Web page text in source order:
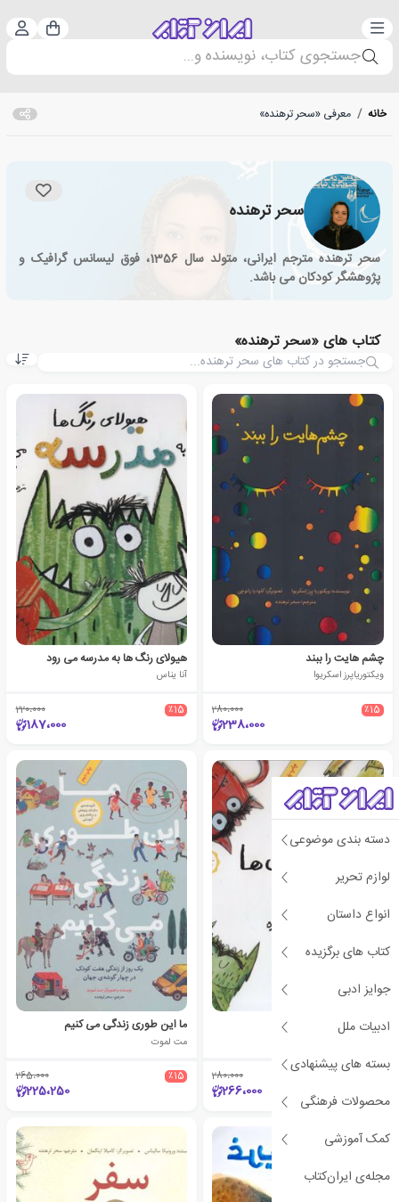
دسته‌بندی سبد
جستجوی کتاب، نویسنده و...
دسته بندی موضوعی
لوازم تحریر
انواع داستان
کتاب های برگزیده
جوایز ادبی
ادبیات ملل
بسته های پیشنهادی
محصولات فرهنگی
کمک آموزشی
مجله‌ی ایران‌کتاب
خانه / معرفی «سحر ترهنده»
سحر ترهنده
سحر ترهنده مترجم ایرانی، متولد سال 1356، فوق لیسانس گرافیک و
پژوهشگر کودکان می باشد.
کتاب های «سحر ترهنده»
چشم هایت را ببند
ویکتوریاپرز اسکریوا
٪15 280،000
238،000
هیولای رنگ ها به مدرسه می رود
آنا یناس
٪15 220،000
187،000
هیولای رنگ ها
280،000
266،000
ما این طوری زندگی می کنیم
مت لموت
٪15 265،000
225،250